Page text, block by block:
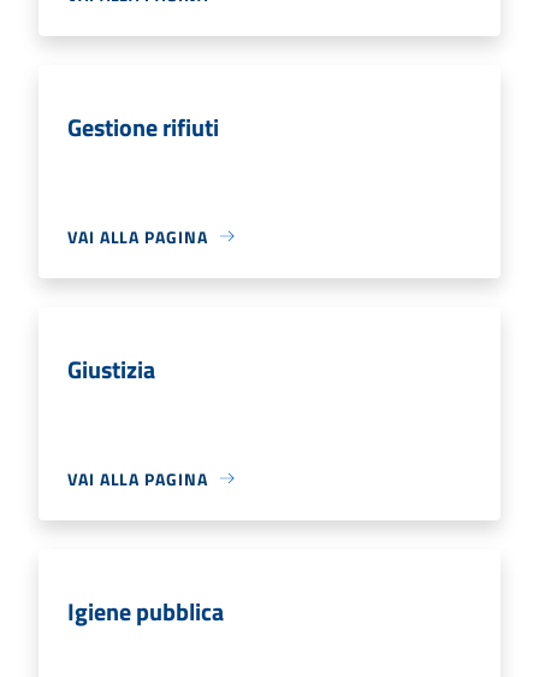
Gestione rifiuti
VAI ALLA PAGINA
Giustizia
VAI ALLA PAGINA
Igiene pubblica